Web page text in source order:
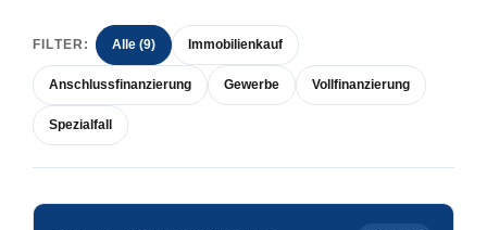
FILTER: Alle (9) Immobilienkauf
Anschlussfinanzierung Gewerbe Vollfinanzierung
Spezialfall